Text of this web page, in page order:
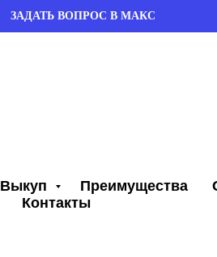
ЗАДАТЬ ВОПРОС В МАКС
Выкуп Преимущества
Контакты